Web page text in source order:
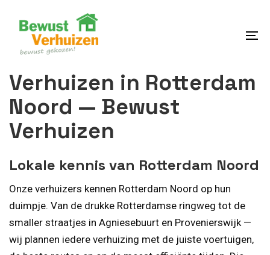
content
Verhuizen in Rotterdam
Noord — Bewust
Verhuizen
Lokale kennis van Rotterdam Noord
Onze verhuizers kennen Rotterdam Noord op hun
duimpje. Van de drukke Rotterdamse ringweg tot de
smaller straatjes in Agniesebuurt en Provenierswijk —
wij plannen iedere verhuizing met de juiste voertuigen,